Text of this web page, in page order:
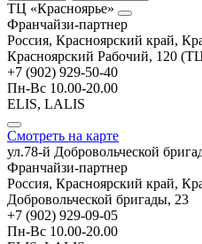
ТЦ «Красноярье»
Франчайзи-партнер
Россия, Красноярский край,
Красноярский Рабочий, 120
+7 (902) 929-50-40
Пн-Вс 10.00-20.00
ELIS, LALIS
Смотреть на карте
ул.78-й Добровольческой
Франчайзи-партнер
Россия, Красноярский край,
Добровольческой бригады, 23
+7 (902) 929-09-05
Пн-Вс 10.00-20.00